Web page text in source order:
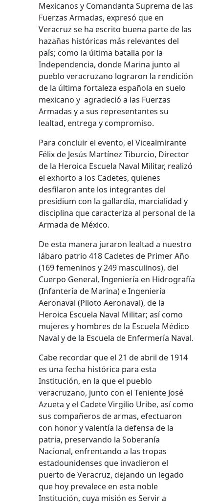
Mexicanos y Comandanta Suprema de las
Fuerzas Armadas, expresó que en
Veracruz se ha escrito buena parte de las
hazañas históricas más relevantes del
país; como la última batalla por la
Independencia, donde Marina junto al
pueblo veracruzano lograron la rendición
de la última fortaleza española en suelo
mexicano y agradeció a las Fuerzas
Armadas y a sus representantes su
lealtad, entrega y compromiso.
Para concluir el evento, el Vicealmirante
Félix de Jesús Martínez Tiburcio, Director
de la Heroica Escuela Naval Militar, realizó
el exhorto a los Cadetes, quienes
desfilaron ante los integrantes del
presídium con la gallardía, marcialidad y
disciplina que caracteriza al personal de la
Armada de México.
De esta manera juraron lealtad a nuestro
lábaro patrio 418 Cadetes de Primer Año
(169 femeninos y 249 masculinos), del
Cuerpo General, Ingeniería en Hidrografía
(Infantería de Marina) e Ingeniería
Aeronaval (Piloto Aeronaval), de la
Heroica Escuela Naval Militar; así como
mujeres y hombres de la Escuela Médico
Naval y de la Escuela de Enfermería Naval.
Cabe recordar que el 21 de abril de 1914
es una fecha histórica para esta
Institución, en la que el pueblo
veracruzano, junto con el Teniente José
Azueta y el Cadete Virgilio Uribe, así como
sus compañeros de armas, efectuaron
con honor y valentía la defensa de la
patria, preservando la Soberanía
Nacional, enfrentando a las tropas
estadounidenses que invadieron el
puerto de Veracruz, dejando un legado
que hoy prevalece en esta noble
Institución, cuya misión es Servir a